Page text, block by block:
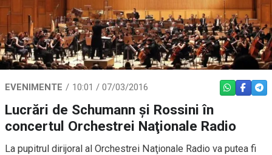
EVENIMENTE 10:01 / 07/03/2016 WHATSAPP
Lucrări de Schumann şi Rossini în
concertul Orchestrei Naţionale Radio
La pupitrul dirijoral al Orchestrei Naţionale Radio va putea fi